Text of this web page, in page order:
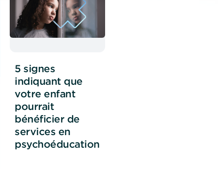
5 signes
indiquant que
votre enfant
pourrait
bénéficier de
services en
psychoéducation